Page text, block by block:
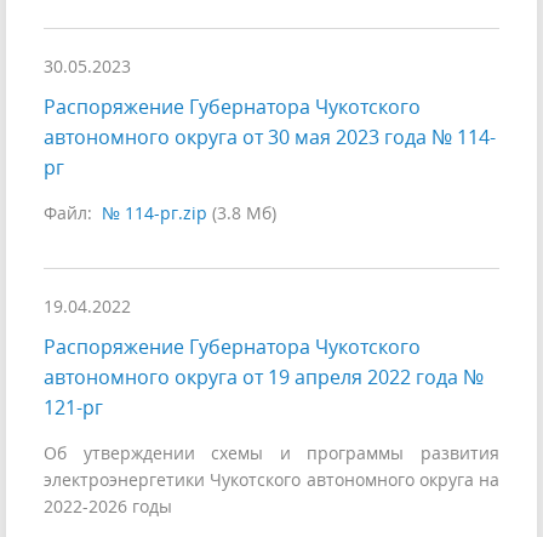
30.05.2023
Распоряжение Губернатора Чукотского
автономного округа от 30 мая 2023 года № 114-
рг
Файл: № 114-рг.zip (3.8 Мб)
19.04.2022
Распоряжение Губернатора Чукотского
автономного округа от 19 апреля 2022 года №
121-рг
Об утверждении схемы и программы развития
электроэнергетики Чукотского автономного округа на
2022-2026 годы